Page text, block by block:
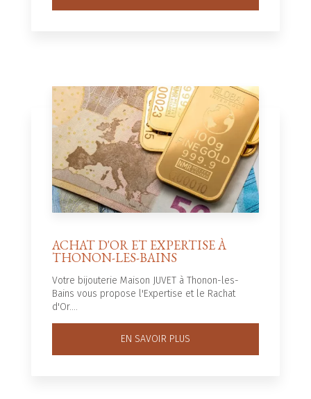
ACHAT D'OR ET EXPERTISE À
THONON-LES-BAINS
Votre bijouterie Maison JUVET à Thonon-les-
Bains vous propose l'Expertise et le Rachat
d'Or....
EN SAVOIR PLUS